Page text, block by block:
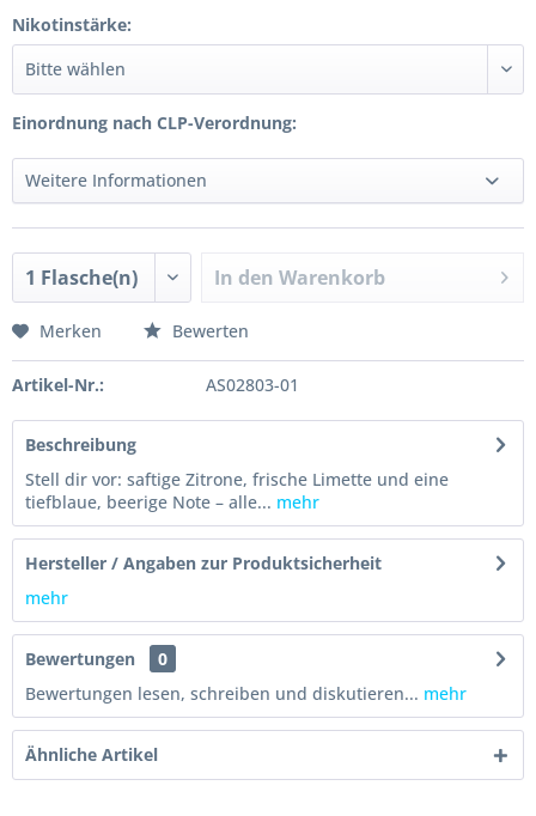
Nikotinstärke:
Einordnung nach CLP-Verordnung:
Weitere Informationen
In den Warenkorb
Merken Bewerten
Artikel-Nr.: AS02803-01
Beschreibung
Stell dir vor: saftige Zitrone, frische Limette und eine
tiefblaue, beerige Note – alle... mehr
Hersteller / Angaben zur Produktsicherheit
mehr
Bewertungen
0
Bewertungen lesen, schreiben und diskutieren... mehr
Ähnliche Artikel